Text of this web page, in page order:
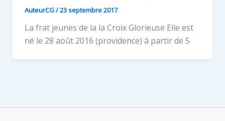
AuteurCG/23 septembre 2017
La frat jeunes de la la Croix Glorieuse Elle est
né le 28 août 2016 (providence) à partir de 5